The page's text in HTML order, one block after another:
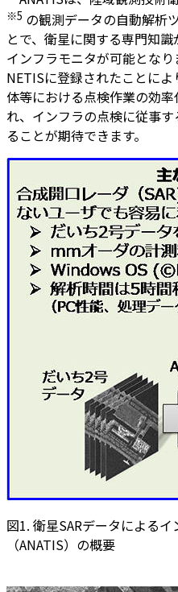
※5 の観測データの自動解析
とで、衛星に関する専門知
インフラモニタが可能となり
NETISに登録されたことに
体等における点検作業の効
れ、インフラの点検に従事
ることが期待できます。
図1. 衛星SARデータによる
（ANATIS）の概要